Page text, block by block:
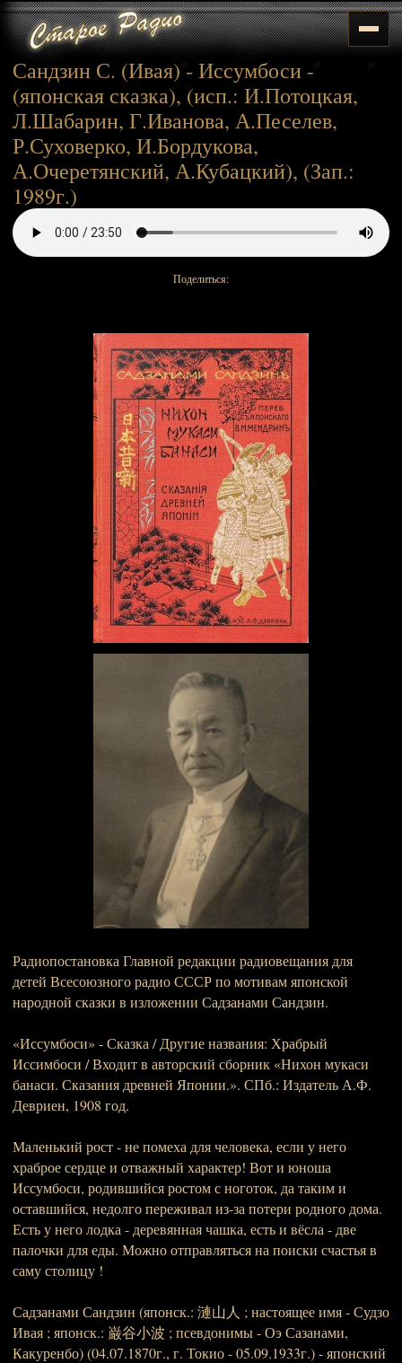
Сандзин С. (Ивая) - Иссумбоси -
(японская сказка), (исп.: И.Потоцкая,
Л.Шабарин, Г.Иванова, А.Песелев,
Р.Суховерко, И.Бордукова,
А.Очеретянский, А.Кубацкий), (Зап.:
1989г.)
Поделиться:
Радиопостановка Главной редакции радиовещания для
детей Всесоюзного радио СССР по мотивам японской
народной сказки в изложении Садзанами Сандзин.
«Иссумбоси» - Сказка / Другие названия: Храбрый
Иссимбоси / Входит в авторский сборник «Нихон мукаси
банаси. Сказания древней Японии.». СПб.: Издатель А.Ф.
Девриен, 1908 год.
Маленький рост - не помеха для человека, если у него
храброе сердце и отважный характер! Вот и юноша
Иссумбоси, родившийся ростом с ноготок, да таким и
оставшийся, недолго переживал из-за потери родного дома.
Есть у него лодка - деревянная чашка, есть и вёсла - две
палочки для еды. Можно отправляться на поиски счастья в
саму столицу !
Садзанами Сандзин (японск.: 漣山人 ; настоящее имя - Судзо
Ивая ; японск.: 巌谷小波 ; псевдонимы - Оэ Сазанами,
Какуренбо) (04.07.1870г., г. Токио - 05.09.1933г.) - японский